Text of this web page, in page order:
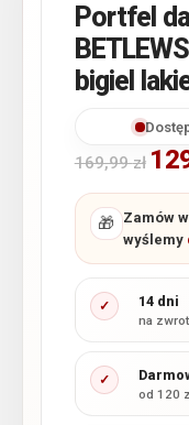
Portfel
bigiel
169,99zł
🎁 Zamów
wyślemy
✓ 14 dni
na zwrot
✓
od 120